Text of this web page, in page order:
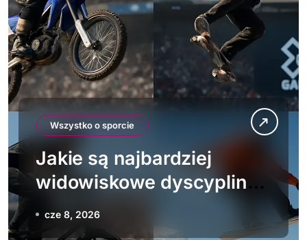
Wszystko o sporcie
Jakie są najbardziej
widowiskowe dyscypliny
X-Games
cze 8, 2026